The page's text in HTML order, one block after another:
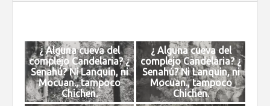
¿ Alguna cueva del
complejo Candelaria? ¿
Senahú? Ni Lanquin, ni
Mocuan., tampoco
Chichen.
¿ Alguna cueva del
complejo Candelaria? ¿
Senahú? Ni Lanquin, ni
Mocuan., tampoco
Chichen.